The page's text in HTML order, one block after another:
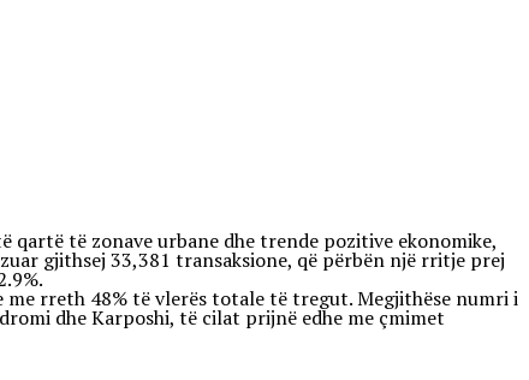
të zonave urbane dhe trende pozitive ekonomike,
gjithsej 33,381 transaksione, që përbën një rritje prej
me rreth 48% të vlerës totale të tregut. Megjithëse numri i
dhe Karposhi, të cilat prijnë edhe me çmimet